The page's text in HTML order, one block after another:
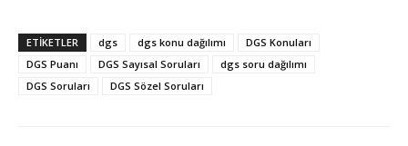
ETIKETLER dgs dgs konu dağılımı
DGS Konuları
DGS Puanı
DGS Sayısal Soruları
dgs soru dağılımı
DGS Soruları
DGS Sözel Soruları